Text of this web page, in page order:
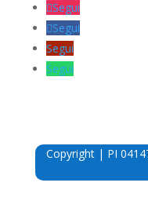
Segui
Segui
Segui
Segui
Copyright | PI
navigazione degli utenti e
sito stesso. Utilizziamo sia